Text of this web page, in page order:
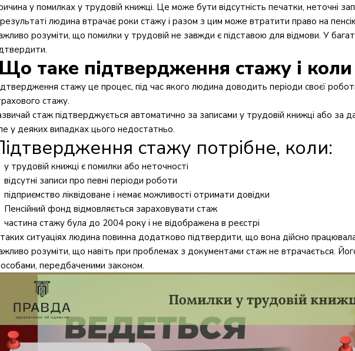
у помилках у трудовій книжці. Це може бути відсутність печатки, неточні
людина втрачає роки стажу і разом з цим може втратити право на
розуміти, що помилки у трудовій не завжди є підставою для відмови. У
Що таке підтвердження стажу і
стажу це процес, під час якого людина доводить періоди своєї
стажу.
стаж підтверджується автоматично за записами у трудовій книжці або за
у деяких випадках цього недостатньо.
стажу потрібне, коли:
у трудовій книжці є помилки або неточності
відсутні записи про певні періоди роботи
підприємство ліквідоване і немає можливості отримати довідки
Пенсійний фонд відмовляється зараховувати стаж
частина стажу була до 2004 року і не відображена в реєстрі
ситуаціях людина повинна додатково підтвердити, що вона дійсно працювала
розуміти, що навіть при проблемах з документами стаж не втрачається.
передбаченими законом.